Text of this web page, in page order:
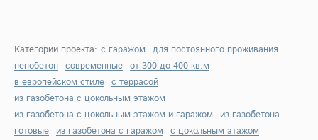
Категории проекта: с гаражом для постоянного проживания
пенобетон современные от 300 до 400 кв.м
в европейском стиле с террасой
из газобетона с цокольным этажом
из газобетона с цокольным этажом и гаражом
из газобетона
готовые из газобетона с гаражом с цокольным этажом